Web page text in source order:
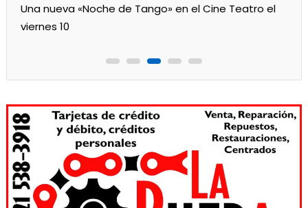
Una nueva «Noche de Tango» en el Cine Teatro el
viernes 10